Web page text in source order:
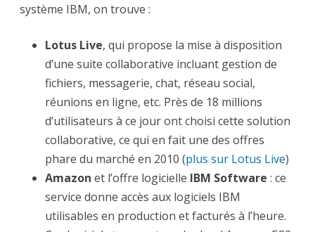
système IBM, on trouve :
Lotus Live, qui propose la mise à disposition
d’une suite collaborative incluant gestion de
fichiers, messagerie, chat, réseau social,
réunions en ligne, etc. Près de 18 millions
d’utilisateurs à ce jour ont choisi cette solution
collaborative, ce qui en fait une des offres
phare du marché en 2010 (plus sur Lotus Live)
Amazon et l’offre logicielle IBM Software : ce
service donne accès aux logiciels IBM
utilisables en production et facturés à l’heure.